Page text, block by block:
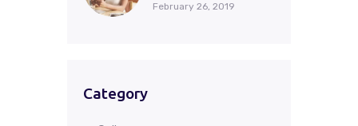
February 26, 2019
Category